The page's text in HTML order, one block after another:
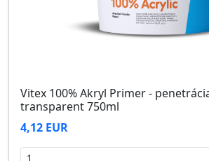
Vitex 100% Akryl Primer -
transparent 750ml
4,12 EUR